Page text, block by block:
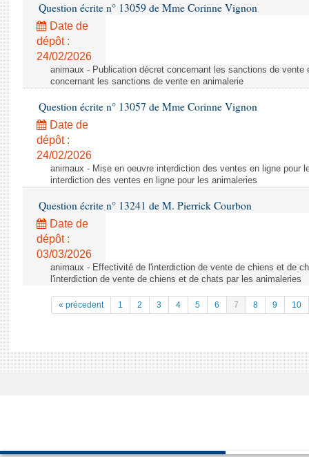
Question écrite n° 13059 de Mme Corinne Vignon
Date de
dépôt :
24/02/2026
animaux - Publication décret concernant les sanctions de vente
concernant les sanctions de vente en animalerie
Question écrite n° 13057 de Mme Corinne Vignon
Date de
dépôt :
24/02/2026
animaux - Mise en oeuvre interdiction des ventes en ligne pour
interdiction des ventes en ligne pour les animaleries
Question écrite n° 13241 de M. Pierrick Courbon
Date de
dépôt :
03/03/2026
animaux - Effectivité de l'interdiction de vente de chiens et de
l'interdiction de vente de chiens et de chats par les animaleries
« précedent 1 2 3 4 5 6 7 8 9 10